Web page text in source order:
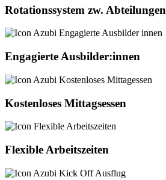
Rotationssystem zw. Abteilungen
Engagierte Ausbilder:innen
Kostenloses Mittagsessen
Flexible Arbeitszeiten